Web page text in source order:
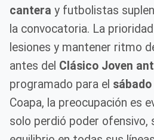
cantera y futbolistas
la convocatoria. La
lesiones y mantener ritmo
antes del Clásico Joven
programado para el
Coapa, la preocupación es
solo perdió poder ofensivo,